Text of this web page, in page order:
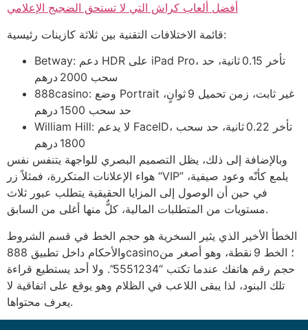
أفضل ألعاب كراش التي لا تستحق الضجيج الإعلامي
قائمة الاختلافات التقنية بين ثلاثة كازينات رئيسية:
Betway: دعم HDR على iPad Pro، تأخر 0.15 ثانية، حد
سحب 2000 درهم
888casino: وضع Portrait غير ثابت، زمن تحميل 9 ثوانٍ،
حد سحب 1500 درهم
William Hill: لا يدعم FaceID، تأخر 0.22 ثانية، حد سحب
1800 درهم
وبالإضافة إلى ذلك، يظل التصميم البصري للواجهة يتنفس نفس
هواء الإعلانات المتكررة، فمثلاً زر “VIP” يلمع كأنّه وعود صيفية،
في حين أن الوصول إلى المزايا الحقيقية يتطلب عبور ثلاث
مستويات من المتطلبات المالية، كلٌّ منها أغلى من السابق.
الخطأ الأخير الذي يثير السخرية هو حجم الخط في قسم الشروط
والأحكام داخل تطبيق 888casino؛ الخط 9 نقطة، وهو أصغر من
حجم رقم هاتفك عندما تكتب “5551234”. ولا أحد يستطيع قراءة
تلك البنود، لذا يبقى اللاعب في الظلام وهو يوقع على اتفاقية لا
يعرف محتواها.